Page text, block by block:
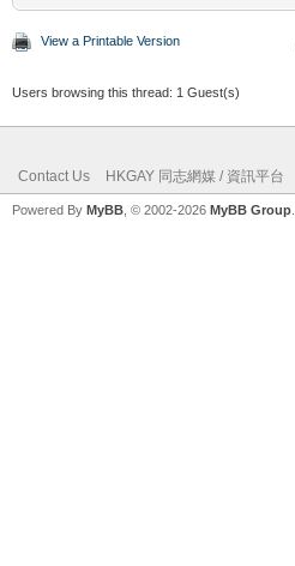
View a Printable Version
Users browsing this thread: 1 Guest(s)
Contact Us HKGAY 同志網媒 / 資訊平台
Powered By MyBB , © 2002-2026 MyBB Group